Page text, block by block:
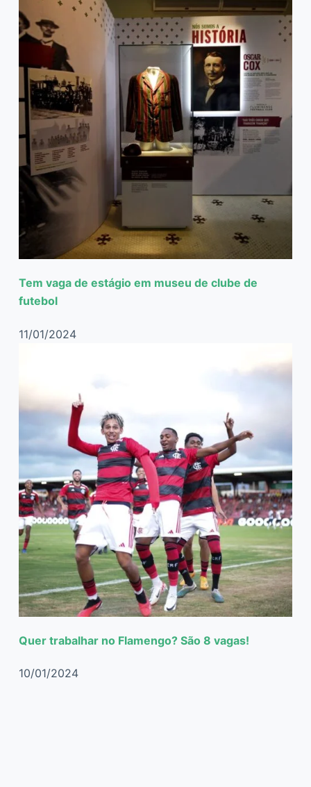
Tem vaga de estágio em museu de clube de
futebol
11/01/2024
Quer trabalhar no Flamengo? São 8 vagas!
10/01/2024